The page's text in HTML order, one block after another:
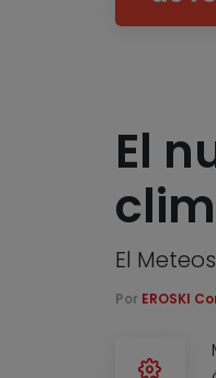
El
El
Por EROSKI